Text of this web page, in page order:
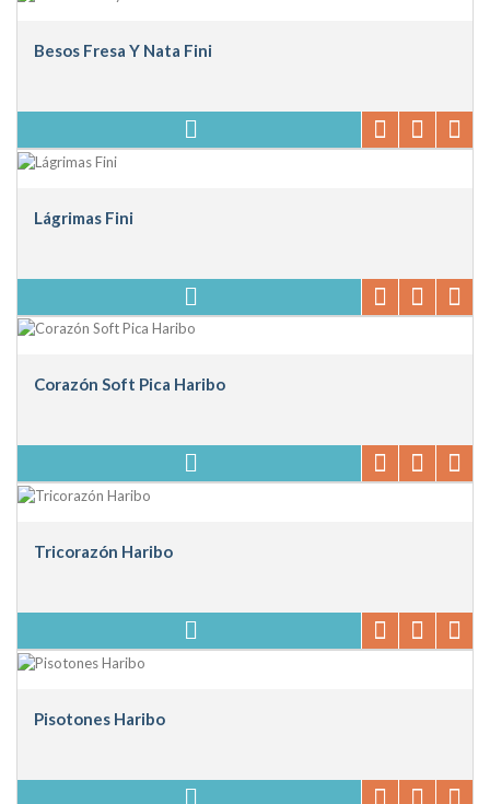
Besos Fresa Y Nata Fini
Lágrimas Fini
Corazón Soft Pica Haribo
Tricorazón Haribo
Pisotones Haribo